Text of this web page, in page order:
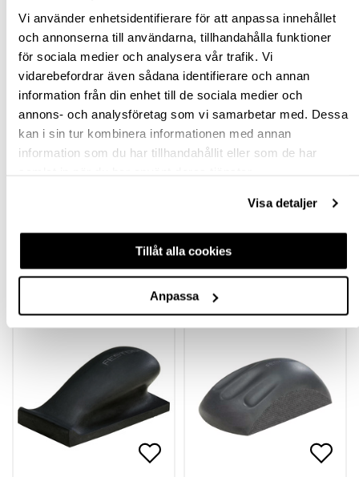
Vi använder enhetsidentifierare för att anpassa innehållet
och annonserna till användarna, tillhandahålla funktioner
för sociala medier och analysera vår trafik. Vi
vidarebefordrar även sådana identifierare och annan
information från din enhet till de sociala medier och
annons- och analysföretag som vi samarbetar med. Dessa
kan i sin tur kombinera informationen med annan
information som du har tillhandahållit eller som de har
Visa detaljer
Tillåt alla cookies
Anpassa
Snabba leveranser
Hämta i butik
Ledande leverantör i Sverige
BESKRIVNING
SPECIFIKATION
RECENSIONER
TILLBEHÖR